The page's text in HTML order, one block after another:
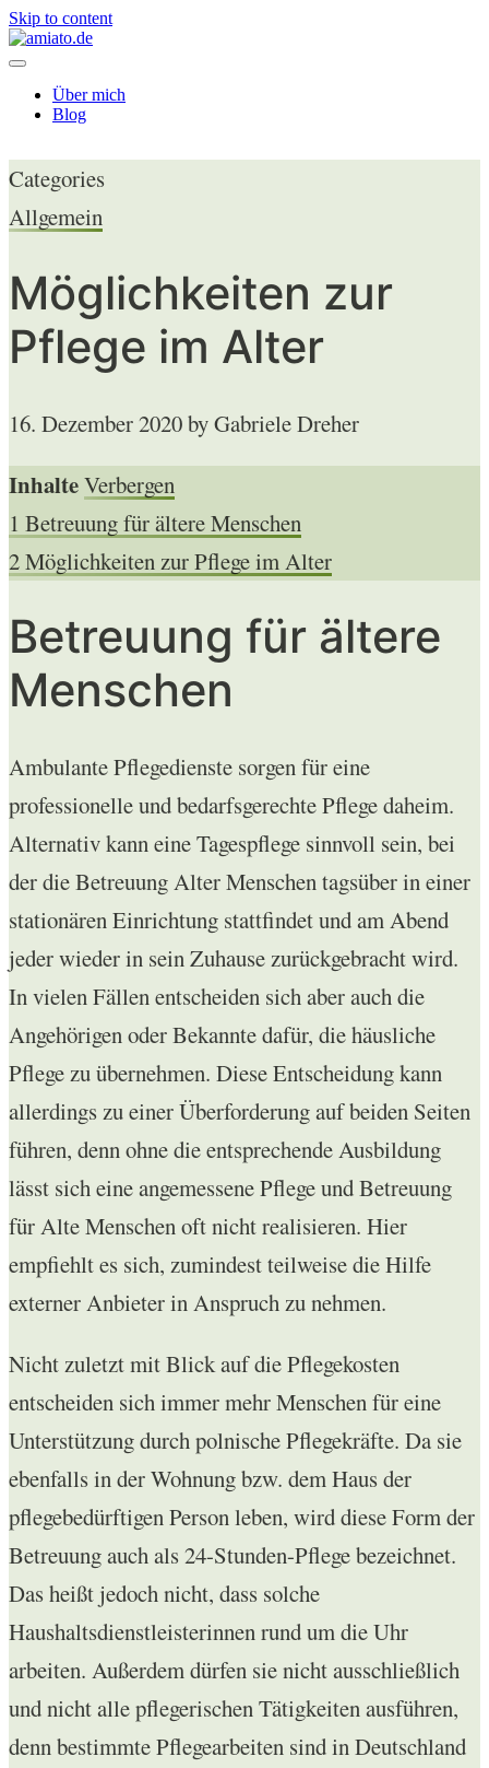
Skip to content
Über mich
Blog
Categories
Allgemein
Möglichkeiten zur
Pflege im Alter
16. Dezember 2020by Gabriele Dreher
InhalteVerbergen
1 Betreuung für ältere Menschen
2Möglichkeiten zur Pflege im Alter
Betreuung für ältere
Menschen
Ambulante Pflegedienste sorgen für eine
professionelle und bedarfsgerechte Pflege daheim.
Alternativ kann eine Tagespflege sinnvoll sein, bei
der die Betreuung Alter Menschen tagsüber in einer
stationären Einrichtung stattfindet und am Abend
jeder wieder in sein Zuhause zurückgebracht wird.
In vielen Fällen entscheiden sich aber auch die
Angehörigen oder Bekannte dafür, die häusliche
Pflege zu übernehmen. Diese Entscheidung kann
allerdings zu einer Überforderung auf beiden Seiten
führen, denn ohne die entsprechende Ausbildung
lässt sich eine angemessene Pflege und Betreuung
für Alte Menschen oft nicht realisieren. Hier
empfiehlt es sich, zumindest teilweise die Hilfe
externer Anbieter in Anspruch zu nehmen.
Nicht zuletzt mit Blick auf die Pflegekosten
entscheiden sich immer mehr Menschen für eine
Unterstützung durch polnische Pflegekräfte. Da sie
ebenfalls in der Wohnung bzw. dem Haus der
pflegebedürftigen Person leben, wird diese Form der
Betreuung auch als 24-Stunden-Pflege bezeichnet.
Das heißt jedoch nicht, dass solche
Haushaltsdienstleisterinnen rund um die Uhr
arbeiten. Außerdem dürfen sie nicht ausschließlich
und nicht alle pflegerischen Tätigkeiten ausführen,
denn bestimmte Pflegearbeiten sind in Deutschland